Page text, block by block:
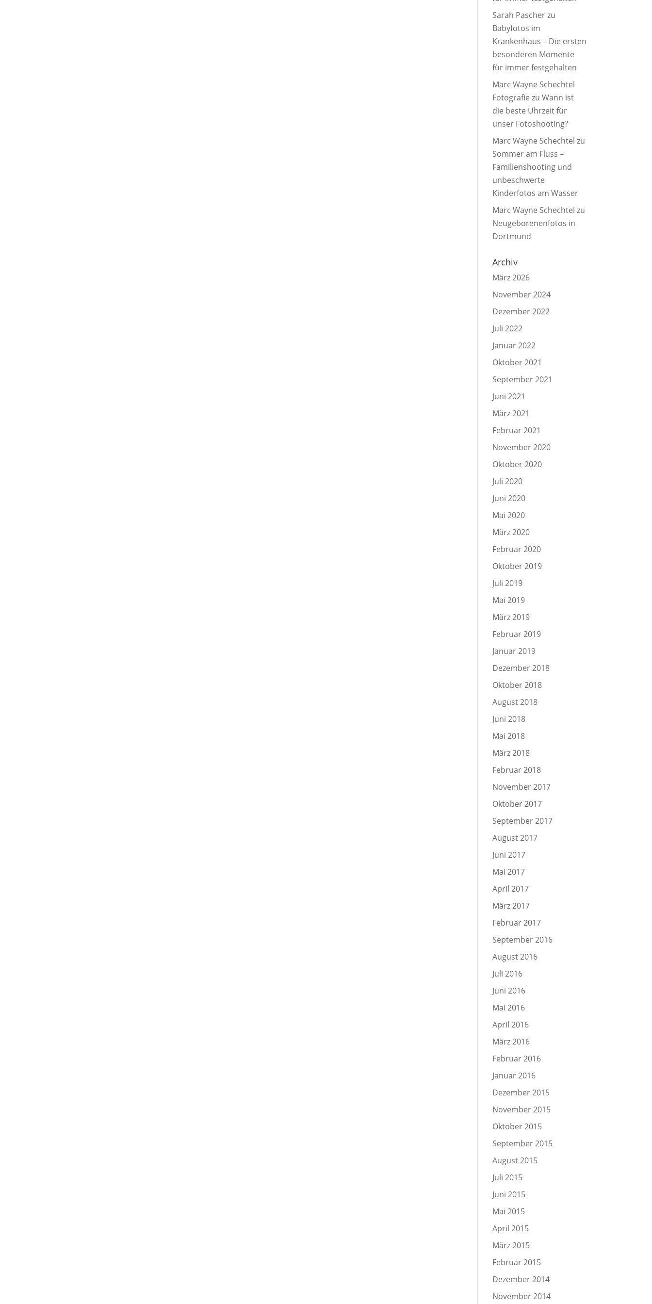
Sarah Pascherzu
Babyfotos im
Krankenhaus – Die ersten
besonderen Momente
für immer festgehalten
Marc Wayne Schechtel
Fotografie zuWann ist
die beste Uhrzeit für
unser Fotoshooting?
Marc Wayne Schechtel zu
Sommer am Fluss –
Familienshooting und
unbeschwerte
Kinderfotos am Wasser
Marc Wayne Schechtel zu
Neugeborenenfotos in
Dortmund
Archiv
März 2026
November 2024
Dezember 2022
Juli 2022
Januar 2022
Oktober 2021
September 2021
Juni 2021
März 2021
Februar 2021
November 2020
Oktober 2020
Juli 2020
Juni 2020
Mai 2020
März 2020
Februar 2020
Oktober 2019
Juli 2019
Mai 2019
März 2019
Februar 2019
Januar 2019
Dezember 2018
Oktober 2018
August 2018
Juni 2018
Mai 2018
März 2018
Februar 2018
November 2017
Oktober 2017
September 2017
August 2017
Juni 2017
Mai 2017
April 2017
März 2017
Februar 2017
September 2016
August 2016
Juli 2016
Juni 2016
Mai 2016
April 2016
März 2016
Februar 2016
Januar 2016
Dezember 2015
November 2015
Oktober 2015
September 2015
August 2015
Juli 2015
Juni 2015
Mai 2015
April 2015
März 2015
Februar 2015
Dezember 2014
November 2014